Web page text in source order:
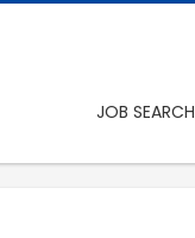
JOB SEARCH